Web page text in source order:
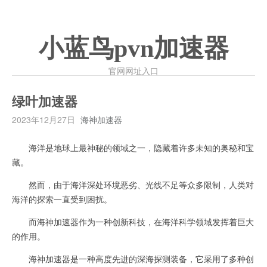
小蓝鸟pvn加速器
官网网址入口
绿叶加速器
2023年12月27日 海神加速器
海洋是地球上最神秘的领域之一，隐藏着许多未知的奥秘和宝
藏。
然而，由于海洋深处环境恶劣、光线不足等众多限制，人类对
海洋的探索一直受到困扰。
而海神加速器作为一种创新科技，在海洋科学领域发挥着巨大
的作用。
海神加速器是一种高度先进的深海探测装备，它采用了多种创